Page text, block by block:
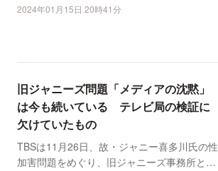
2024年01月15日 20時41分
旧ジャニーズ問題「メディアの沈黙」
は今も続いている テレビ局の検証に
欠けていたもの
TBSは11月26日、故・ジャニー喜多川氏の性
加害問題をめぐり、旧ジャニーズ事務所との